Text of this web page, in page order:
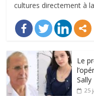
cultures directement à la
Le
Sally
25